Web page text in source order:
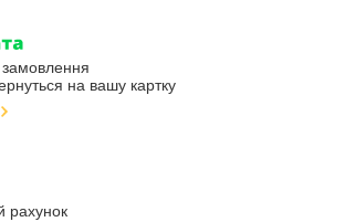
на вашу картку
рахунок